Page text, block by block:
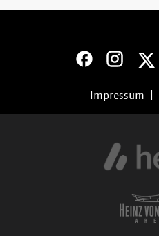
Impressum